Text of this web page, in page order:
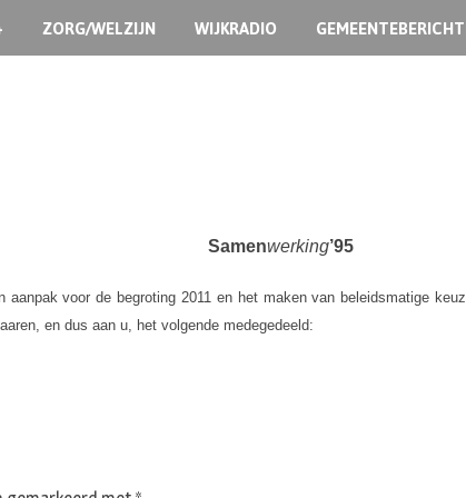
ZORG/WELZIJN WIJKRADIO
Samenwerking’95
voor de begroting 2011 en het maken van beleidsmatige
en dus aan u, het volgende medegedeeld: